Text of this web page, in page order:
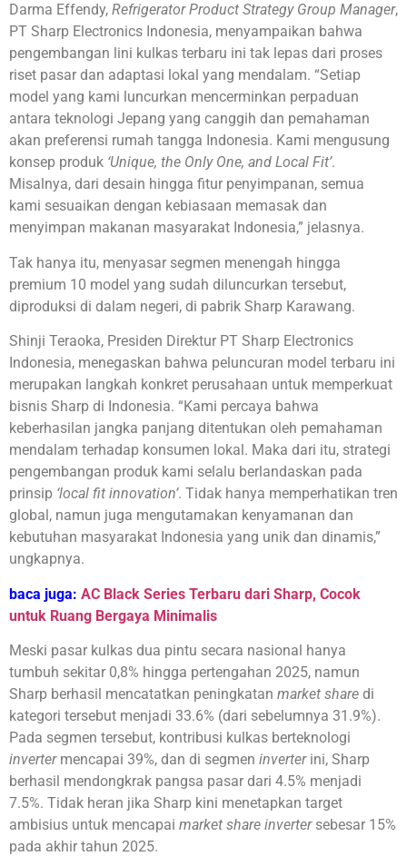
Darma Effendy, Refrigerator Product Strategy Group Manager,
PT Sharp Electronics Indonesia, menyampaikan bahwa
pengembangan lini kulkas terbaru ini tak lepas dari proses
riset pasar dan adaptasi lokal yang mendalam. “Setiap
model yang kami luncurkan mencerminkan perpaduan
antara teknologi Jepang yang canggih dan pemahaman
akan preferensi rumah tangga Indonesia. Kami mengusung
konsep produk ‘Unique, the Only One, and Local Fit’.
Misalnya, dari desain hingga fitur penyimpanan, semua
kami sesuaikan dengan kebiasaan memasak dan
menyimpan makanan masyarakat Indonesia,” jelasnya.
Tak hanya itu, menyasar segmen menengah hingga
premium 10 model yang sudah diluncurkan tersebut,
diproduksi di dalam negeri, di pabrik Sharp Karawang.
Shinji Teraoka, Presiden Direktur PT Sharp Electronics
Indonesia, menegaskan bahwa peluncuran model terbaru ini
merupakan langkah konkret perusahaan untuk memperkuat
bisnis Sharp di Indonesia. “Kami percaya bahwa
keberhasilan jangka panjang ditentukan oleh pemahaman
mendalam terhadap konsumen lokal. Maka dari itu, strategi
pengembangan produk kami selalu berlandaskan pada
prinsip ‘local fit innovation’. Tidak hanya memperhatikan tren
global, namun juga mengutamakan kenyamanan dan
kebutuhan masyarakat Indonesia yang unik dan dinamis,”
ungkapnya.
baca juga: AC Black Series Terbaru dari Sharp, Cocok
untuk Ruang Bergaya Minimalis
Meski pasar kulkas dua pintu secara nasional hanya
tumbuh sekitar 0,8% hingga pertengahan 2025, namun
Sharp berhasil mencatatkan peningkatan market share di
kategori tersebut menjadi 33.6% (dari sebelumnya 31.9%).
Pada segmen tersebut, kontribusi kulkas berteknologi
invertermencapai 39%, dan di segmen inverterini, Sharp
berhasil mendongkrak pangsa pasar dari 4.5% menjadi
7.5%. Tidak heran jika Sharp kini menetapkan target
ambisius untuk mencapai market share invertersebesar 15%
pada akhir tahun 2025.